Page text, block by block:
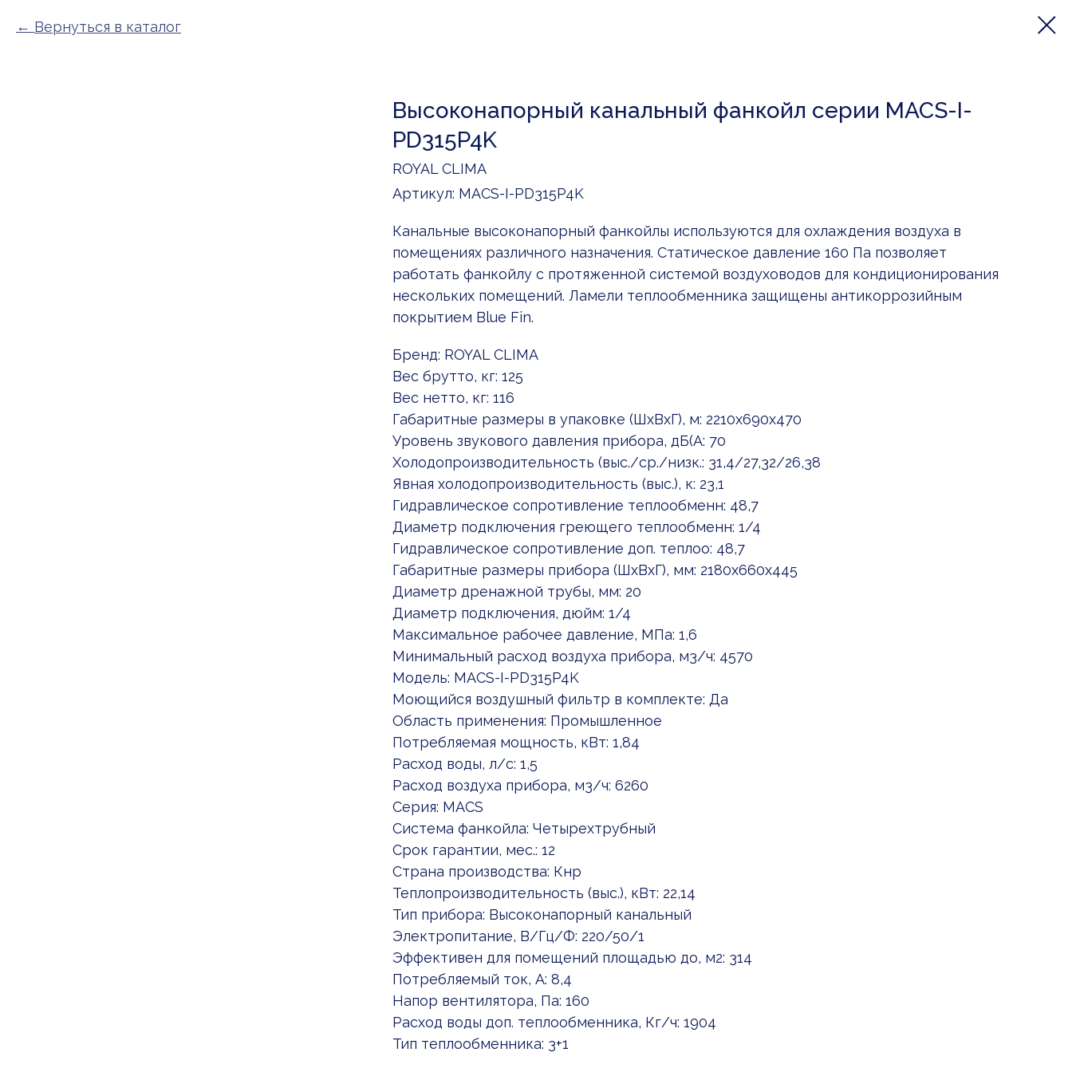
Вернуться в каталог
Высоконапорный канальный фанкойл серии MACS-I-
PD315P4K
ROYAL CLIMA
Артикул: MACS-I-PD315P4K
Канальные высоконапорный фанкойлы используются для охлаждения воздуха в
помещениях различного назначения. Cтатическое давление 160 Па позволяет
работать фанкойлу с протяженной системой воздуховодов для кондиционирования
нескольких помещений. Ламели теплообменника защищены антикоррозийным
покрытием Blue Fin.
Бренд: ROYAL CLIMA
Вес брутто, кг: 125
Вес нетто, кг: 116
Габаритные размеры в упаковке (ШxВxГ), м: 2210x690x470
Уровень звукового давления прибора, дБ(А: 70
Холодопроизводительность (выс./ср./низк.: 31,4/27,32/26,38
Явная холодопроизводительность (выс.), к: 23,1
Гидравлическое сопротивление теплообменн: 48,7
Диаметр подключения греющего теплообменн: 1/4
Гидравлическое сопротивление доп. теплоо: 48,7
Габаритные размеры прибора (ШхВхГ), мм: 2180x660x445
Диаметр дренажной трубы, мм: 20
Диаметр подключения, дюйм: 1/4
Максимальное рабочее давление, МПа: 1,6
Минимальный расход воздуха прибора, м3/ч: 4570
Модель: MACS-I-PD315P4K
Моющийся воздушный фильтр в комплекте: Да
Область применения: Промышленное
Потребляемая мощность, кВт: 1,84
Расход воды, л/с: 1,5
Расход воздуха прибора, м3/ч: 6260
Серия: MACS
Система фанкойла: Четырехтрубный
Срок гарантии, мес.: 12
Страна производства: Кнр
Теплопроизводительность (выс.), кВт: 22,14
Тип прибора: Высоконапорный канальный
Электропитание, В/Гц/Ф: 220/50/1
Эффективен для помещений площадью до, м2: 314
Потребляемый ток, А: 8,4
Напор вентилятора, Па: 160
Расход воды доп. теплообменника, Кг/ч: 1904
Тип теплообменника: 3+1